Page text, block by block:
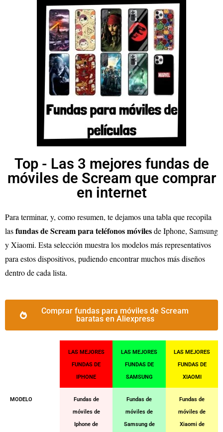
Top - Las 3 mejores fundas de
móviles de Scream que comprar
en internet
Para terminar, y, como resumen, te dejamos una tabla que recopila
lasfundas de Scream para teléfonos móvilesde Iphone, Samsung
y Xiaomi. Esta selección muestra los modelos más representativos
para estos dispositivos, pudiendo encontrar muchos más diseños
dentro de cada lista.
Comprar fundas para móviles de Scream
baratas en Aliexpress
LAS MEJORES
FUNDAS DE
IPHONE
LAS MEJORES
FUNDAS DE
SAMSUNG
LAS MEJORES
FUNDAS DE
XIAOMI
MODELO
Fundas de
móviles de
Iphone de
Fundas de
móviles de
Samsung de
Fundas de
móviles de
Xiaomi de